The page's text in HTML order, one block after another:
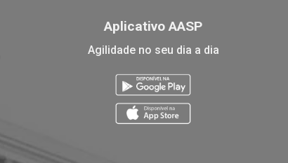
Aplicativo AASP
Agilidade no seu dia a dia